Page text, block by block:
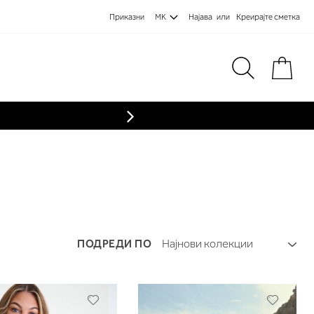
Приказни MK Најава Креирајте сметка
ПОДРЕДИ ПО
Додади